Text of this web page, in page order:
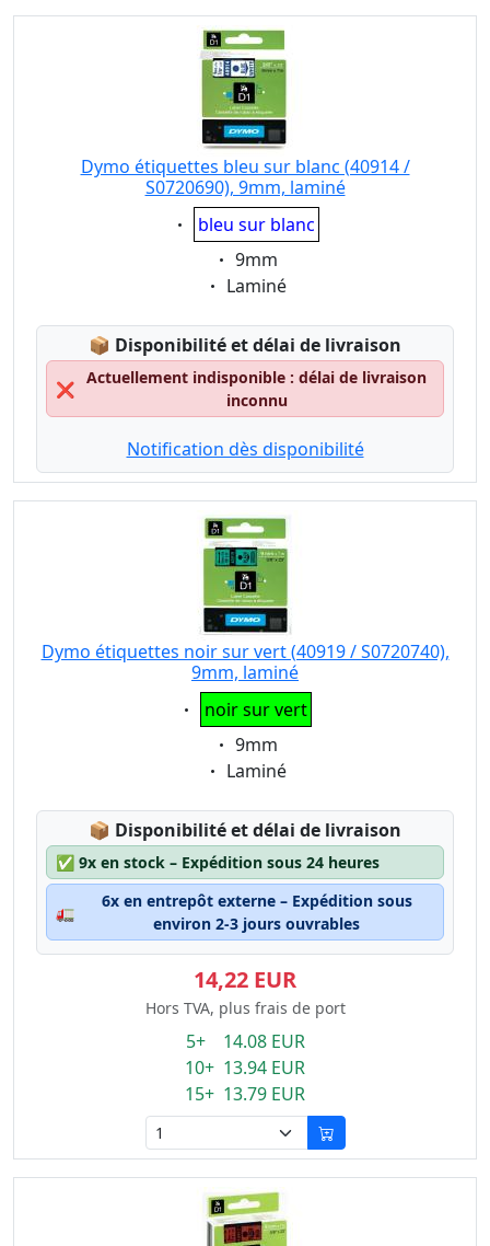
Dymo étiquettes bleu sur blanc (40914 /
S0720690), 9mm, laminé
Eigenschaft:
bleu sur blanc
Eigenschaft:
9mm
Eigenschaft:
Laminé
📦 Lagerstatus:
Disponibilité et délai de livraison
❌
Actuellement indisponible : délai de livraison
inconnu
Notification dès disponibilité
Dymo étiquettes noir sur vert (40919 / S0720740),
9mm, laminé
Eigenschaft:
noir sur vert
Eigenschaft:
9mm
Eigenschaft:
Laminé
📦 Lagerstatus:
Disponibilité et délai de livraison
✅ 9x en stock – Expédition sous 24 heures
🚛
6x en entrepôt externe – Expédition sous
environ 2-3 jours ouvrables
14,22 EUR
Hors TVA, plus frais de port
5+ 14.08 EUR
10+ 13.94 EUR
15+ 13.79 EUR